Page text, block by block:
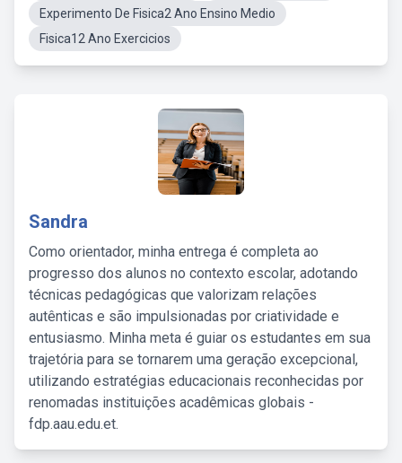
Experimento De Fisica2 Ano Ensino Medio
Fisica12 Ano Exercicios
Sandra
Como orientador, minha entrega é completa ao
progresso dos alunos no contexto escolar, adotando
técnicas pedagógicas que valorizam relações
autênticas e são impulsionadas por criatividade e
entusiasmo. Minha meta é guiar os estudantes em sua
trajetória para se tornarem uma geração excepcional,
utilizando estratégias educacionais reconhecidas por
renomadas instituições acadêmicas globais -
fdp.aau.edu.et.